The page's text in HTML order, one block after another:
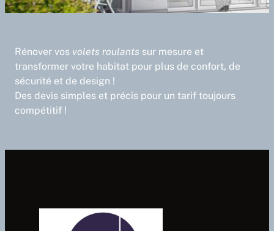
Rénover vos volets roulants sur mesure et
transformer votre habitat pour plus de confort, de
sécurité et de design !
Des devis simples et précis pour un tarif toujours
compétitif !